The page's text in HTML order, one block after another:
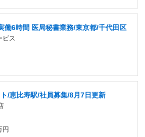
働6時間 医局秘書業務/東京都/千代田区
ビス
/恵比寿駅/社員募集/8月7日更新
円